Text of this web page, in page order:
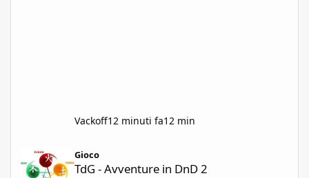
Vackoff12 minuti fa12 min
Gioco
TdG - Avventure in DnD 2